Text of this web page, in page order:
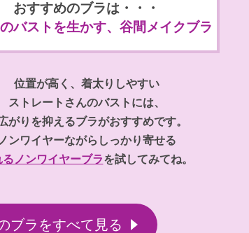
おすすめのブラは・・・
バストを生かす、谷間メイクブラ
位置が高く、着太りしやすい
ストレートさんのバストには、
がりを抑えるブラがおすすめです。
ノンワイヤーながらしっかり寄せる
るノンワイヤーブラを試してみてね。
ブラをすべて見る